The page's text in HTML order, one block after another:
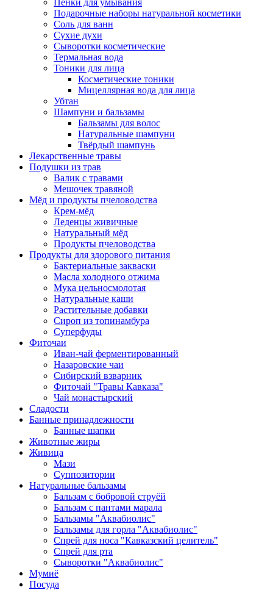
Подарочные наборы натуральной косметики
Соль для ванн
Сухие духи
Сыворотки косметические
Термальная вода
Тоники для лица
Косметические тоники
Мицеллярная вода для лица
Убтан
Шампуни и бальзамы
Бальзамы для волос
Натуральные шампуни
Твёрдый шампунь
Лекарственные травы
Подушки из трав
Валик с травами
Мешочек травяной
Мёд и продукты пчеловодства
Крем-мёд
Леденцы живичные
Натуральный мёд
Продукты пчеловодства
Продукты для здорового питания
Бактериальные закваски
Масла холодного отжима
Мука цельносмолотая
Натуральные каши
Растительные добавки
Сироп из топинамбура
Суперфуды
Фиточаи
Иван-чай ферментированный
Назаровские чаи
Сибирский взварник
Фиточай "Травы Кавказа"
Чай монастырский
Сладости
Банные принадлежности
Банные шапки
Животные жиры
Живица
Мази
Суппозитории
Натуральные бальзамы
Бальзам с бобровой струёй
Бальзам с пантами марала
Бальзамы "Аквабиолис"
Бальзамы для горла "Аквабиолис"
Спрей для носа "Кавказский целитель"
Спрей для рта
Сыворотки "Аквабиолис"
Мумиё
Посуда